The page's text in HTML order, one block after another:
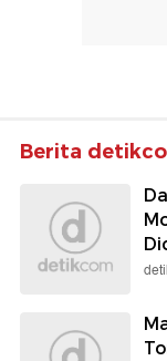
Berita